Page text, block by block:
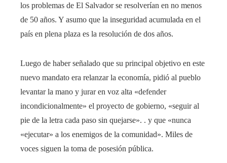
los problemas de El Salvador se resolverían en no menos
de 50 años. Y asumo que la inseguridad acumulada en el
país en plena plaza es la resolución de dos años.
Luego de haber señalado que su principal objetivo en este
nuevo mandato era relanzar la economía, pidió al pueblo
levantar la mano y jurar en voz alta «defender
incondicionalmente» el proyecto de gobierno, «seguir al
pie de la letra cada paso sin quejarse». . y que «nunca
«ejecutar» a los enemigos de la comunidad». Miles de
voces siguen la toma de posesión pública.